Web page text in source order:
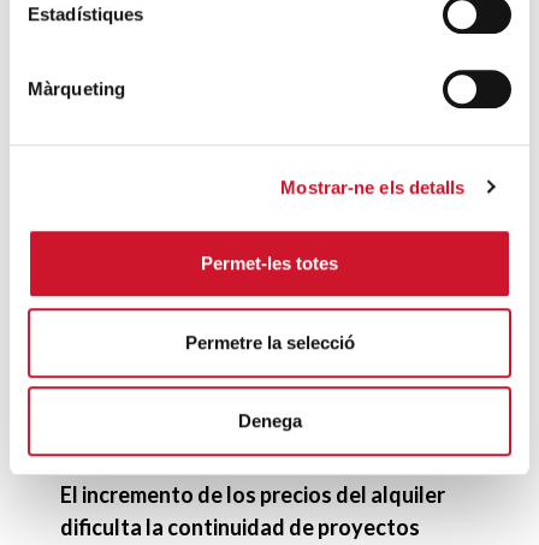
Estadístiques
Màrqueting
Mostrar-ne els detalls
Permet-les totes
Permetre la selecció
Denega
parroquia de Badalona a 15 personas
desalojadas del B9 durante un mes
enfrentar el capital con la vida
SIGUE LEYENDO
El incremento de los precios del alquiler
dificulta la continuidad de proyectos